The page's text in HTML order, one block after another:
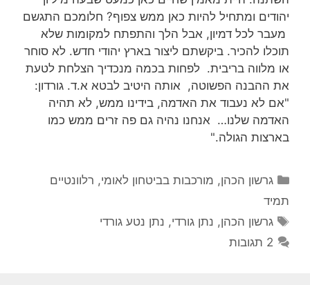
יהודים ומתחיל להיות כאן ממש צפוף? חלומכם התגשם
מעבר לכל דמיון, אבל הלך והתפתח למקומות שלא
תוכלו להכיר. ביקשתם ליצור בארץ יהודי חדש. לא סוחר
או מלווה בריבית. לפחות בכמה מנכדיך הצלחת לטעת
את ההבנה הפשוטה, אותה היטיב לבטא א.ד. גורדון:
"אם לא נעבוד את האדמה, בידינו ממש, לא תהיה
האדמה שלנו… אנחנו נהיה גם פה זרים ממש כמו
בארצות הגולה."
קטגוריות
גרשון הכהן, מורכבות בביטחון לאומי, רלוונטיים
תמיד
תגיות
גרשון הכהן, נתן גורדי, נתן נטע גורדי
2 תגובות